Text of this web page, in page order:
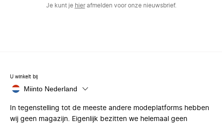
Je kunt je hierafmelden voor onze nieuwsbrief.
U winkelt bij
Miinto Nederland
In tegenstelling tot de meeste andere modeplatforms hebben
wij geen magazijn. Eigenlijk bezitten we helemaal geen